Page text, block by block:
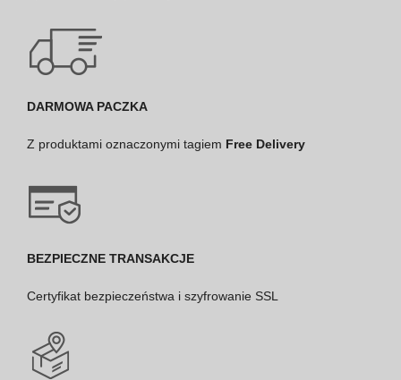
DARMOWA PACZKA
Z produktami oznaczonymi tagiem Free Delivery
BEZPIECZNE TRANSAKCJE
Certyfikat bezpieczeństwa i szyfrowanie SSL